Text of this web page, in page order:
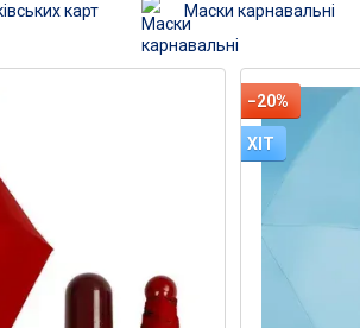
карт Маски карнавальні
−20%
ХІТ